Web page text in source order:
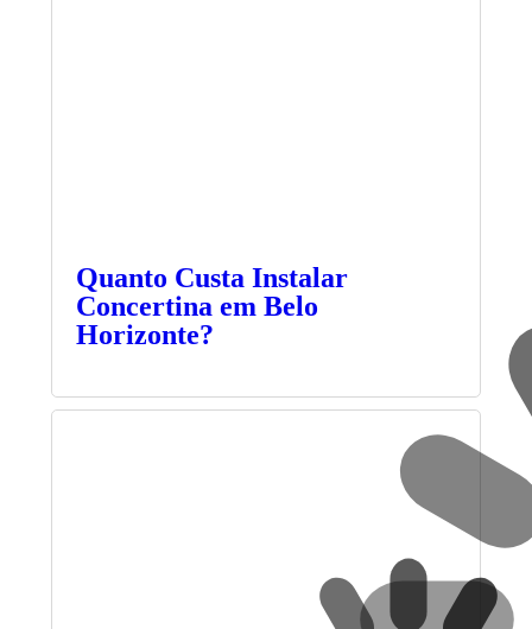
Quanto Custa Instalar
Concertina em Belo
Horizonte?